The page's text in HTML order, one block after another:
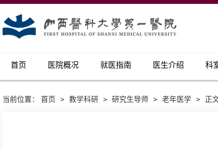
首页 医院概况 就医指南 医生介绍 科
当前位置： 首页 > 教学科研 > 研究生导师 > 老年医学 > 正